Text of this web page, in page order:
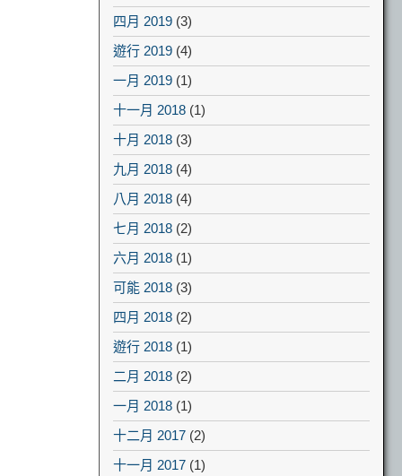
四月 2019 (3)
遊行 2019 (4)
一月 2019 (1)
十一月 2018 (1)
十月 2018 (3)
九月 2018 (4)
八月 2018 (4)
七月 2018 (2)
六月 2018 (1)
可能 2018 (3)
四月 2018 (2)
遊行 2018 (1)
二月 2018 (2)
一月 2018 (1)
十二月 2017 (2)
十一月 2017 (1)